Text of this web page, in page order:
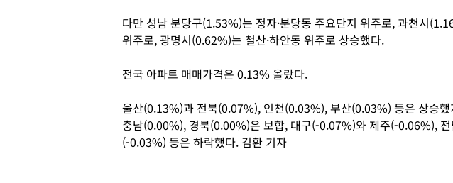
다만 성남 분당구(1.53%)는 정자·분당동 주요단지 위주로, 과천시
위주로, 광명시(0.62%)는 철산·하안동 위주로 상승했다.
전국 아파트 매매가격은 0.13% 올랐다.
울산(0.13%)과 전북(0.07%), 인천(0.03%), 부산(0.03%) 등은 상승
충남(0.00%), 경북(0.00%)은 보합, 대구(-0.07%)와 제주(-0.06%),
(-0.03%) 등은 하락했다. 김환 기자